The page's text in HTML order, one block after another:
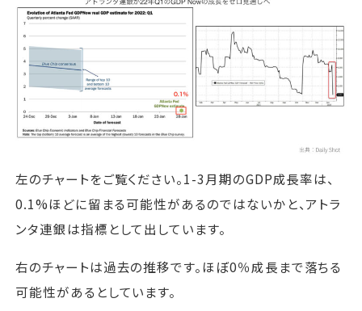
左のチャートをご覧ください。1-3月期のGDP成長率は、
0.1%ほどに留まる可能性があるのではないかと、アトラ
ンタ連銀は指標として出しています。
右のチャートは過去の推移です。ほぼ0％成長まで落ちる
可能性があるとしています。